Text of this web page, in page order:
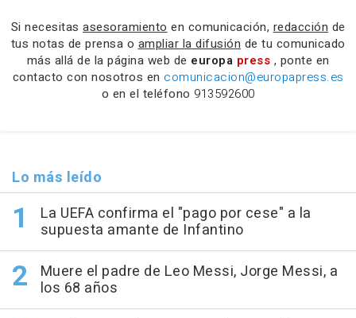
Si necesitas asesoramiento en comunicación, redacción de
tus notas de prensa o ampliar la difusión de tu comunicado
más allá de la página web de europa press , ponte en
contacto con nosotros en comunicacion@europapress.es
o en el teléfono 913592600
Lo más leído
La UEFA confirma el "pago por cese" a la
supuesta amante de Infantino
Muere el padre de Leo Messi, Jorge Messi, a
los 68 años